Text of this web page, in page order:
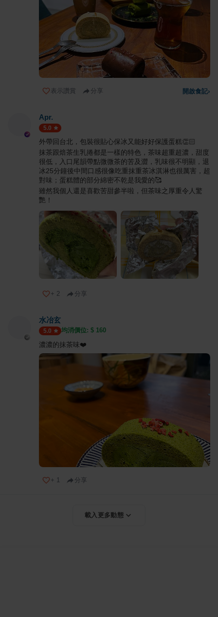
表示讚賞 分享 開啟食記›
Apr.
5.0
外帶回台北，包裝很貼心保冰又能好好保護蛋糕👏🏻
抹茶跟焙茶生乳捲都是一樣的特色，茶味超重超濃，甜度
很低，入口尾韻帶點微微茶的苦及澀，乳味很不明顯，退
冰25分鐘後中間口感很像吃重抹重茶冰淇淋也很厲害，超
對味；蛋糕體的部分綿密不乾是我愛的🥰
雖然我個人還是喜歡苦甜參半啦，但茶味之厚重令人驚
艷！
+ 2 分享
水冶玄
5.0 均消價位: $ 160
濃濃的抹茶味❤️
+ 1 分享
載入更多動態